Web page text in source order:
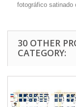
fotográfico satinado
30 OTHER
CATEGORY: